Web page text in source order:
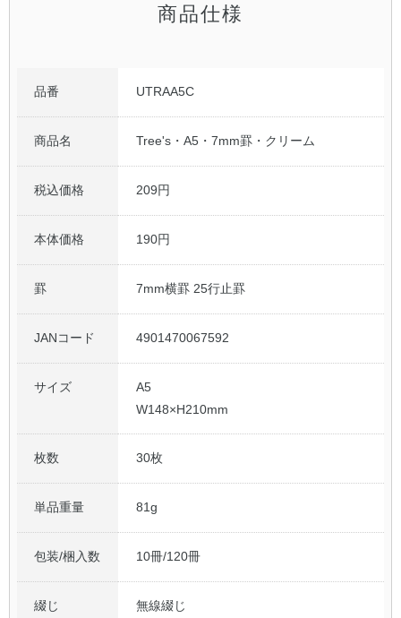
商品仕様
品番 UTRAA5C
商品名 Tree's・A5・7mm罫・クリーム
税込価格 209円
本体価格 190円
罫 7mm横罫 25行止罫
JANコード 4901470067592
サイズ
A5
W148×H210mm
枚数 30枚
単品重量 81g
包装/梱入数 10冊/120冊
綴じ 無線綴じ